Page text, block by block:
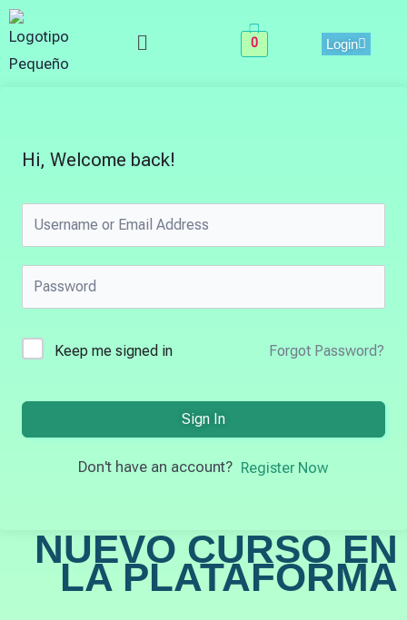
Skip
to
content
Menu 0 Login
Hi, Welcome back!
Keep me signed in Forgot Password?
Sign In
Don't have an account? Register Now
NUEVO CURSO EN
LA PLATAFORMA